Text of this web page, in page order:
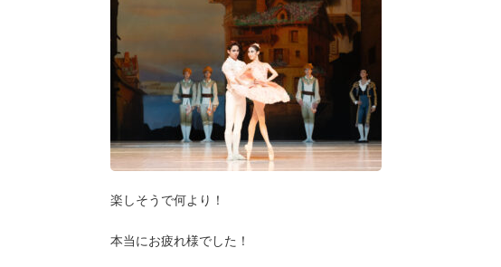
楽しそうで何より！
本当にお疲れ様でした！